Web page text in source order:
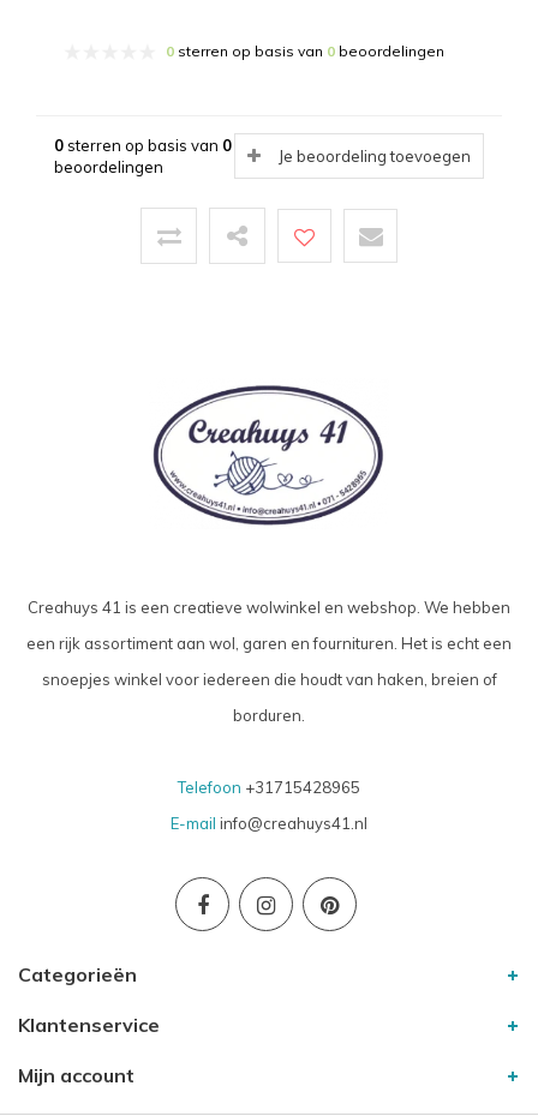
0 sterren op basis van 0 beoordelingen
0sterren op basis van 0
beoordelingen
Je beoordeling toevoegen
Creahuys 41 is een creatieve wolwinkel en webshop. We hebben
een rijk assortiment aan wol, garen en fournituren. Het is echt een
snoepjes winkel voor iedereen die houdt van haken, breien of
borduren.
Telefoon +31715428965
E-mail info@creahuys41.nl
Categorieën
Klantenservice
Mijn account